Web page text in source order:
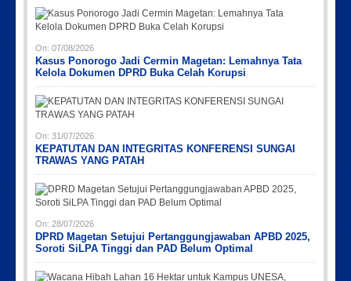
On: 07/08/2026
Kasus Ponorogo Jadi Cermin Magetan: Lemahnya Tata
Kelola Dokumen DPRD Buka Celah Korupsi
On: 31/07/2026
KEPATUTAN DAN INTEGRITAS KONFERENSI SUNGAI
TRAWAS YANG PATAH
On: 28/07/2026
DPRD Magetan Setujui Pertanggungjawaban APBD 2025,
Soroti SiLPA Tinggi dan PAD Belum Optimal